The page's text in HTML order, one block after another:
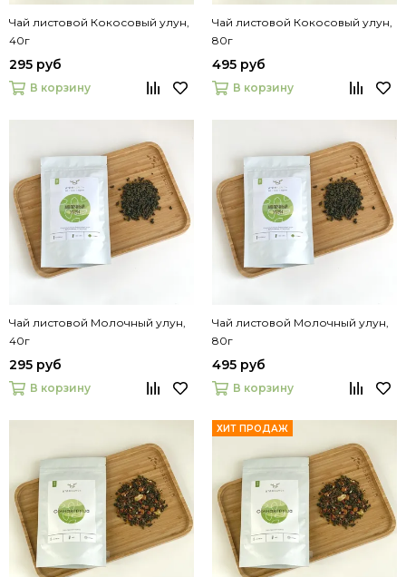
Чай листовой Кокосовый улун,
40г
295 руб
В корзину
Чай листовой Кокосовый улун,
80г
495 руб
В корзину
Чай листовой Молочный улун,
40г
295 руб
В корзину
Чай листовой Молочный улун,
80г
495 руб
В корзину
ХИТ ПРОДАЖ